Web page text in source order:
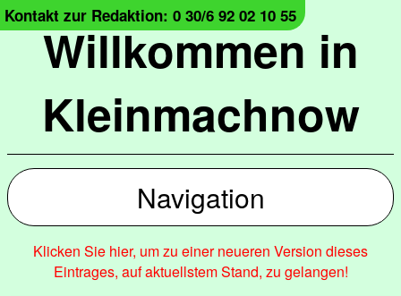
Willkommen in
Kleinmachnow
Kontakt zur Redaktion: 0 30/6 92 02 10 55
Navigation
Klicken Sie hier, um zu einer neueren Version dieses
Eintrages, auf aktuellstem Stand, zu gelangen!